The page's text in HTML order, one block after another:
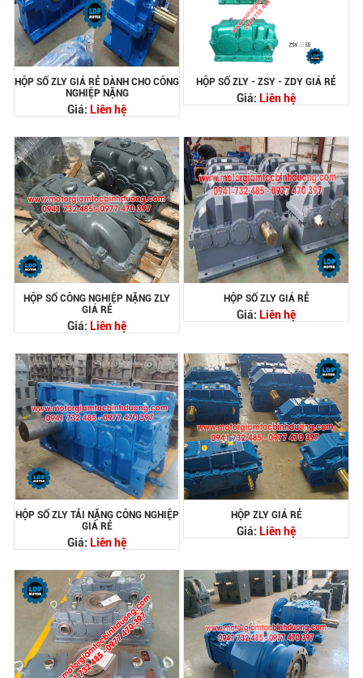
HỘP SỐ ZLY GIÁ RẺ DÀNH CHO CÔNG
NGHIỆP NẶNG
Giá: Liên hệ
HỘP SỐ ZLY - ZSY - ZDY GIÁ RẺ
Giá: Liên hệ
HỘP SỐ CÔNG NGHIỆP NẶNG ZLY
GIÁ RẺ
Giá: Liên hệ
HỘP SỐ ZLY GIÁ RẺ
Giá: Liên hệ
HỘP SỐ ZLY TẢI NẶNG CÔNG NGHIỆP
GIÁ RẺ
Giá: Liên hệ
HỘP ZLY GIÁ RẺ
Giá: Liên hệ